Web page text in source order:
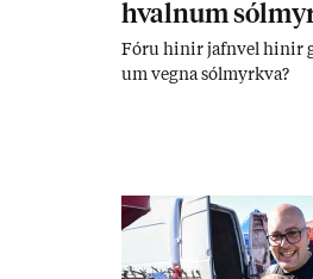
hvaln­um
Fóru hinir jafn­vel hinir
um vegna sól­myrkva?